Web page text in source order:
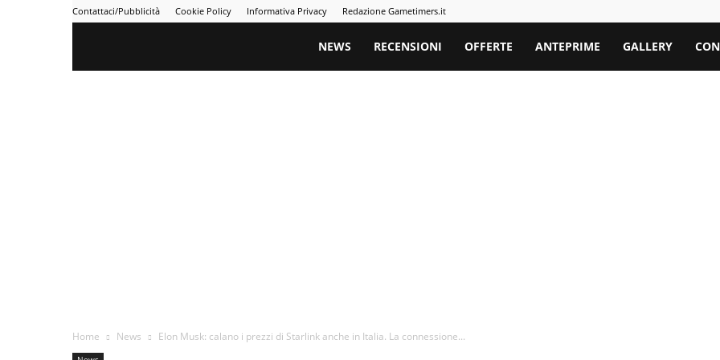
Contattaci/Pubblicità Cookie Policy Informativa Privacy Redazione Gametimers.it
Gametimers
NEWS RECENSIONI OFFERTE ANTEPRIME GALLERY
Home News Elon Musk: calano i prezzi di Starlink anche in Italia. La connessione...